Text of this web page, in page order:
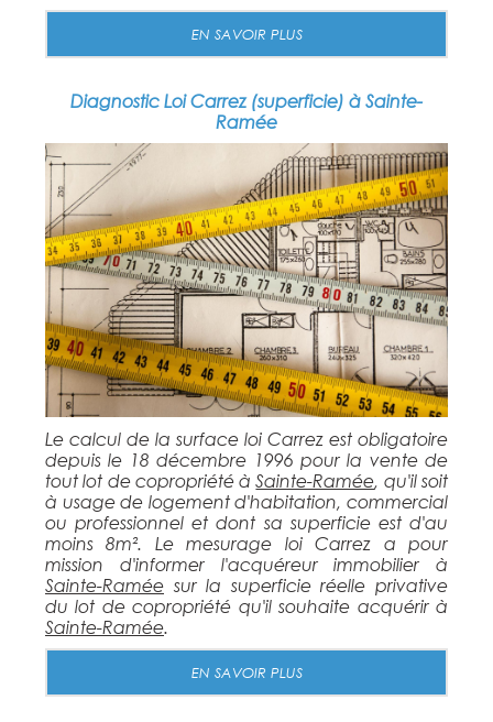
EN SAVOIR PLUS
Diagnostic Loi Carrez (superficie) à Sainte-
Ramée
Le calcul de la surface loi Carrez est obligatoire
depuis le 18 décembre 1996 pour la vente de
tout lot de copropriété àSainte-Ramée, qu'il soit
à usage de logement d'habitation, commercial
ou professionnel et dont sa superficie est d'au
moins 8m². Le mesurage loi Carrez a pour
mission d'informer l'acquéreur immobilier à
Sainte-Ramée sur la superficie réelle privative
du lot de copropriété qu'il souhaite acquérir à
Sainte-Ramée.
EN SAVOIR PLUS